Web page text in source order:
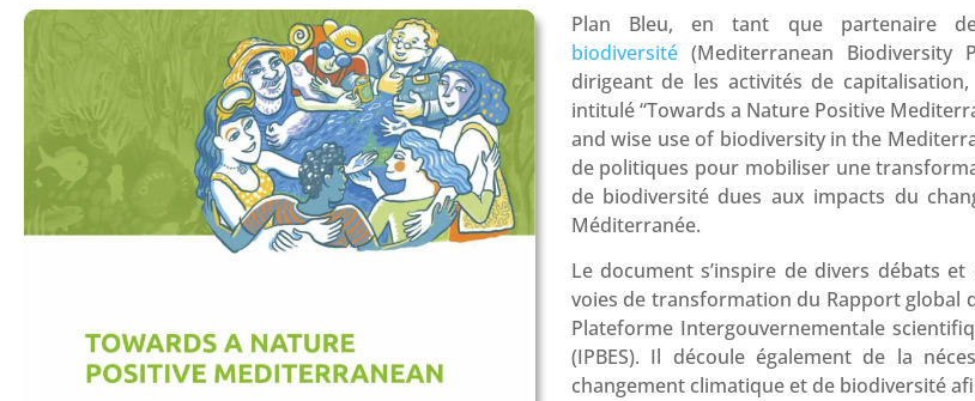
Plan Bleu, en tant que partenaire
biodiversité(Mediterranean Biodiversity
dirigeant de les activités de
intitulé “Towards a Nature Positive
and wise use of biodiversity in the
de politiques pour mobiliser une
de biodiversité dues aux impacts du
Méditerranée.
Le document s’inspire de divers débats
voies de transformation du Rapport global
Plateforme Intergouvernementale
(IPBES). Il découle également de la
changement climatique et de biodiversité